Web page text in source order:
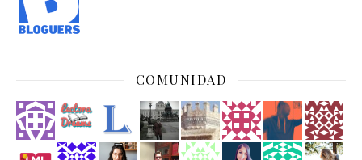
COMUNIDAD